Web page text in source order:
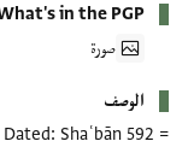
What's in the PGP
صورة
الوصف
Shaʿbān 592 =